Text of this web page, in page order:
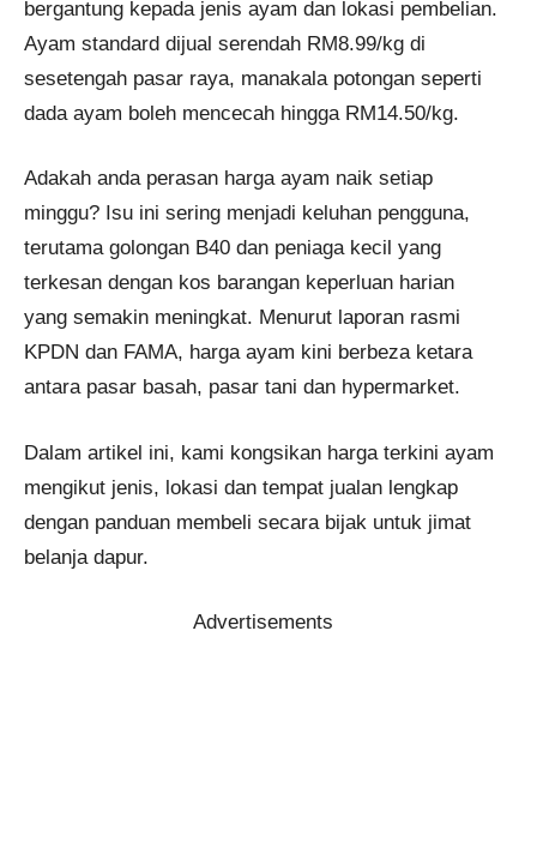
bergantung kepada jenis ayam dan lokasi pembelian.
Ayam standard dijual serendah RM8.99/kg di
sesetengah pasar raya, manakala potongan seperti
dada ayam boleh mencecah hingga RM14.50/kg.
Adakah anda perasan harga ayam naik setiap
minggu? Isu ini sering menjadi keluhan pengguna,
terutama golongan B40 dan peniaga kecil yang
terkesan dengan kos barangan keperluan harian
yang semakin meningkat. Menurut laporan rasmi
KPDN dan FAMA, harga ayam kini berbeza ketara
antara pasar basah, pasar tani dan hypermarket.
Dalam artikel ini, kami kongsikan harga terkini ayam
mengikut jenis, lokasi dan tempat jualan lengkap
dengan panduan membeli secara bijak untuk jimat
belanja dapur.
Advertisements